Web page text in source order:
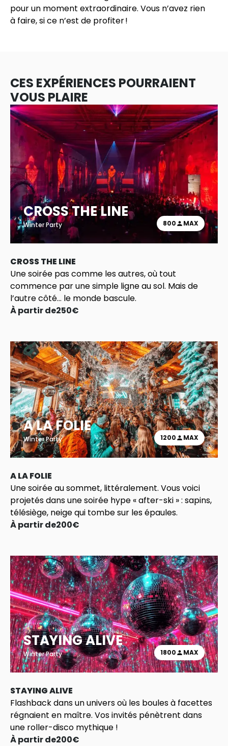
pour un moment extraordinaire. Vous n’avez rien
à faire, si ce n’est de profiter !
CES EXPÉRIENCES POURRAIENT
VOUS PLAIRE
CROSS THE LINE
Winter Party 800 MAX
CROSS THE LINE
Une soirée pas comme les autres, où tout
commence par une simple ligne au sol. Mais de
l’autre côté… le monde bascule.
À partir de250€
A LA FOLIE
Winter Party 1200 MAX
A LA FOLIE
Une soirée au sommet, littéralement. Vous voici
projetés dans une soirée hype « after-ski » : sapins,
télésiège, neige qui tombe sur les épaules.
À partir de200€
STAYING ALIVE
Winter Party 1800 MAX
STAYING ALIVE
Flashback dans un univers où les boules à facettes
régnaient en maître. Vos invités pénètrent dans
une roller-disco mythique !
À partir de200€